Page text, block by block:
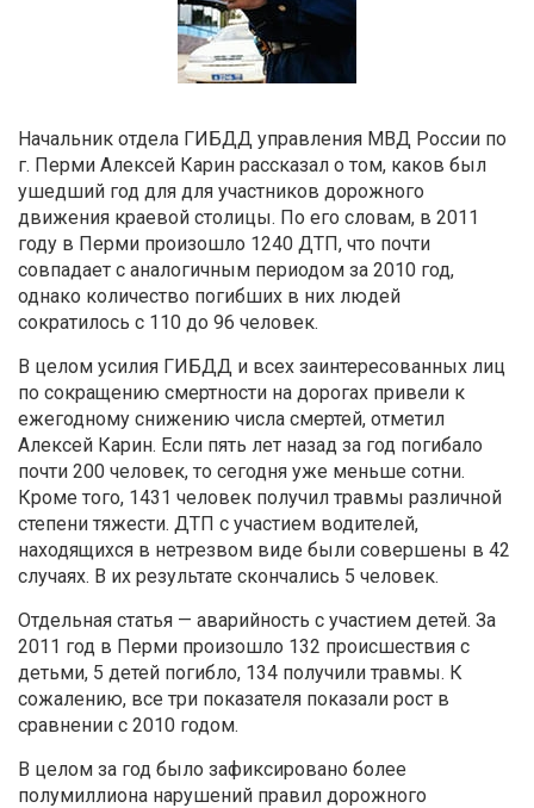
Начальник отдела ГИБДД управления МВД России по
г. Перми Алексей Карин рассказал о том, каков был
ушедший год для для участников дорожного
движения краевой столицы. По его словам, в 2011
году в Перми произошло 1240 ДТП, что почти
совпадает с аналогичным периодом за 2010 год,
однако количество погибших в них людей
сократилось с 110 до 96 человек.
В целом усилия ГИБДД и всех заинтересованных лиц
по сокращению смертности на дорогах привели к
ежегодному снижению числа смертей, отметил
Алексей Карин. Если пять лет назад за год погибало
почти 200 человек, то сегодня уже меньше сотни.
Кроме того, 1431 человек получил травмы различной
степени тяжести. ДТП с участием водителей,
находящихся в нетрезвом виде были совершены в 42
случаях. В их результате скончались 5 человек.
Отдельная статья — аварийность с участием детей. За
2011 год в Перми произошло 132 происшествия с
детьми, 5 детей погибло, 134 получили травмы. К
сожалению, все три показателя показали рост в
сравнении с 2010 годом.
В целом за год было зафиксировано более
полумиллиона нарушений правил дорожного